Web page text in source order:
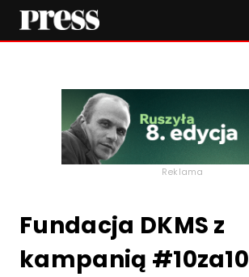
Reklama
Fundacja DKMS z
kampanią #10za10